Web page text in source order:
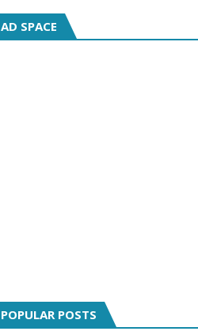
AD SPACE
POPULAR POSTS